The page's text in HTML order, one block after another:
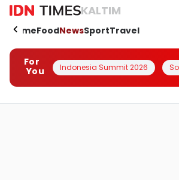
KALTIM
HomeFoodNewsSportTravel
For
You
Indonesia Summit 2026